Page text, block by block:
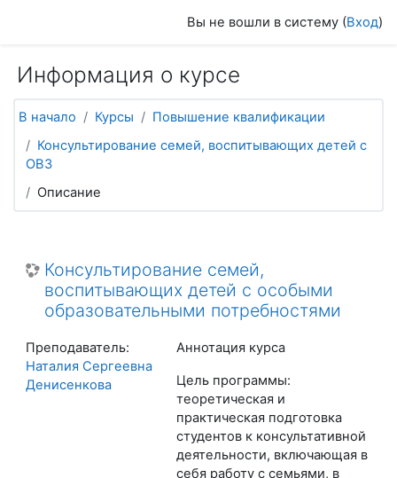
Вы не вошли в систему (Вход)
Информация о курсе
В начало Курсы
Повышение квалификации
Консультирование семей, воспитывающих детей с
ОВЗ
Описание
Консультирование семей,
воспитывающих детей с особыми
образовательными потребностями
Аннотация курса
Цель программы:
теоретическая и
практическая подготовка
студентов к консультативной
деятельности, включающая в
себя работу с семьями, в
Преподаватель:
Наталия Сергеевна
Денисенкова